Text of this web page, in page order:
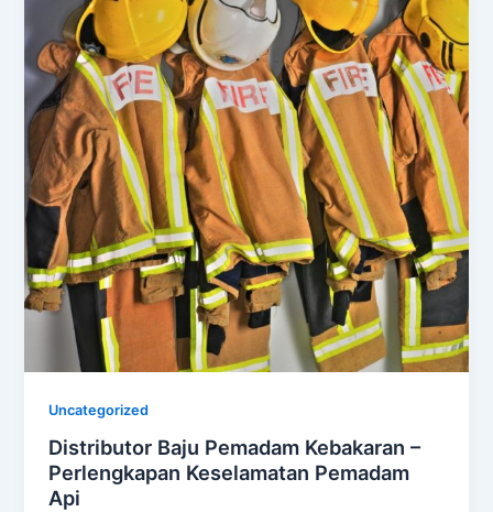
Uncategorized
Distributor Baju Pemadam Kebakaran –
Perlengkapan Keselamatan Pemadam
Api